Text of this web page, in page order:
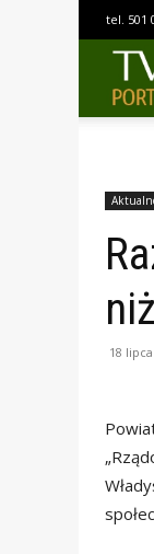
tel. 501
18